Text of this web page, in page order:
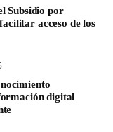
Subsidio por
acceso de los
digital